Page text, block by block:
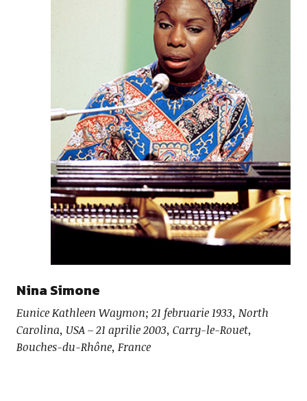
Nina Simone
Eunice Kathleen Waymon; 21 februarie 1933, North
Carolina, USA – 21 aprilie 2003, Carry-le-Rouet,
Bouches-du-Rhône, France